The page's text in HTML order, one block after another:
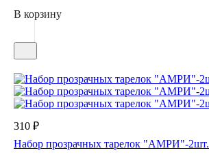
В корзину
310 ₽
Набор прозрачных тарелок "АМРИ"-2шт.